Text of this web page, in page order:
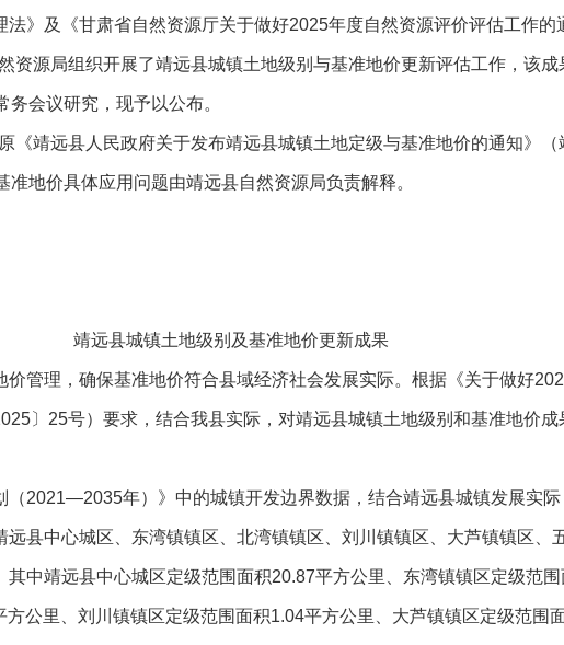
》及《甘肃省自然资源厅关于做好2025年度自然资源评价评估工作的
资源局组织开展了靖远县城镇土地级别与基准地价更新评估工作，该
会议研究，现予以公布。
《靖远县人民政府关于发布靖远县城镇土地定级与基准地价的通知》
地价具体应用问题由靖远县自然资源局负责解释。
靖远县城镇土地级别及基准地价更新成果
价管理，确保基准地价符合县域经济社会发展实际。根据《关于做好
〕25号）要求，结合我县实际，对靖远县城镇土地级别和基准地价成
（2021—2035年）》中的城镇开发边界数据，结合靖远县城镇发展实
县中心城区、东湾镇镇区、北湾镇镇区、刘川镇镇区、大芦镇镇区、
中靖远县中心城区定级范围面积20.87平方公里、东湾镇镇区定级范
公里、刘川镇镇区定级范围面积1.04平方公里、大芦镇镇区定级范围